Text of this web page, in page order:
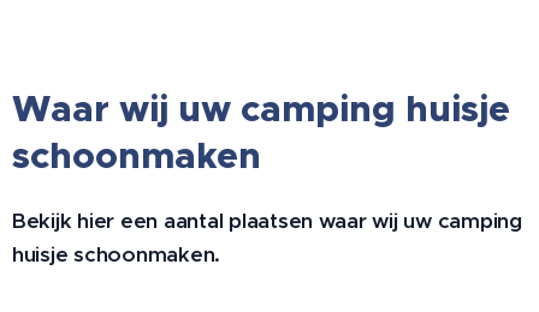
Waar wij uw camping huisje
schoonmaken
Bekijk hier een aantal plaatsen waar wij uw camping
huisje schoonmaken.